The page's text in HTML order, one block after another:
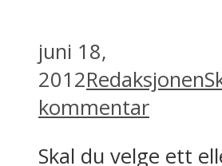
juni 18,
2012Redaksjonen
kommentar
Skal du velge ett